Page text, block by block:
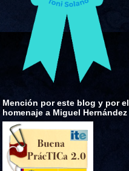
Mención por este blog y por el
homenaje a Miguel Hernández